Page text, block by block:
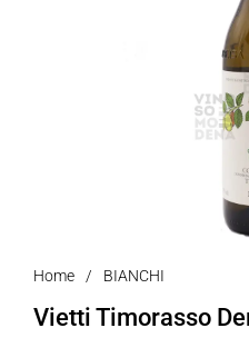
Home / BIANCHI
Vietti Timorasso